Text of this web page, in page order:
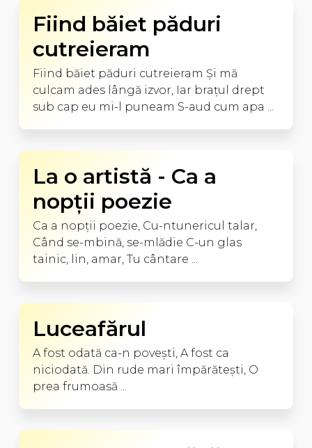
Fiind băiet păduri
cutreieram
Fiind băiet păduri cutreieram Şi mă
culcam ades lângă izvor, Iar braţul drept
sub cap eu mi-l puneam S-aud cum apa ...
La o artistă - Ca a
nopţii poezie
Ca a nopţii poezie, Cu-ntunericul talar,
Când se-mbină, se-mlădie C-un glas
tainic, lin, amar, Tu cântare ...
Luceafărul
A fost odată ca-n poveşti, A fost ca
niciodată. Din rude mari împărăteşti, O
prea frumoasă ...